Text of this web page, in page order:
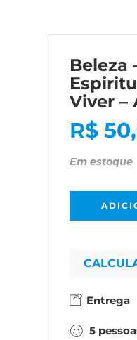
Beleza
Viver –
R$
Em estoque
Entrega
5